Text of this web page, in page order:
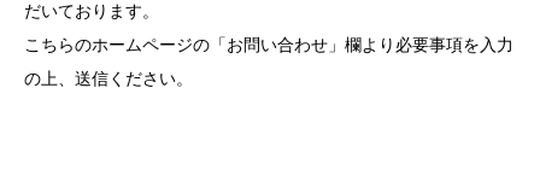
だいております。
こちらのホームページの「お問い合わせ」欄より必要事項を入力
の上、送信ください。